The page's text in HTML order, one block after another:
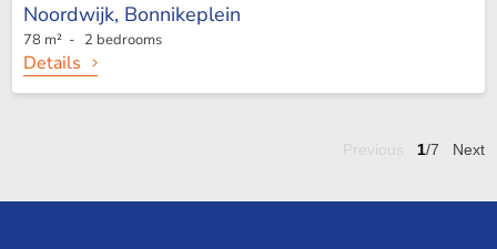
Noordwijk, Bonnikeplein
78 m² - 2 bedrooms
Details
1/7 Next